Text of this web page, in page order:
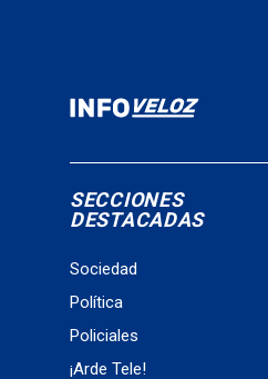
SECCIONES
DESTACADAS
Sociedad
Política
Policiales
¡Arde Tele!